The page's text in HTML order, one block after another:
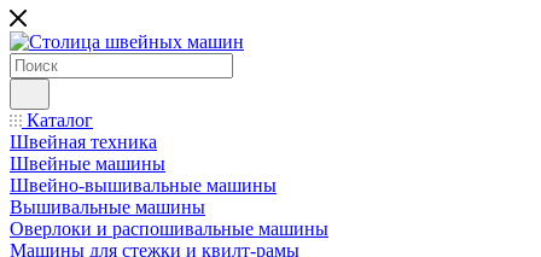
Каталог
Швейная техника
Швейные машины
Швейно-вышивальные машины
Вышивальные машины
Оверлоки и распошивальные машины
Машины для стежки и квилт-рамы